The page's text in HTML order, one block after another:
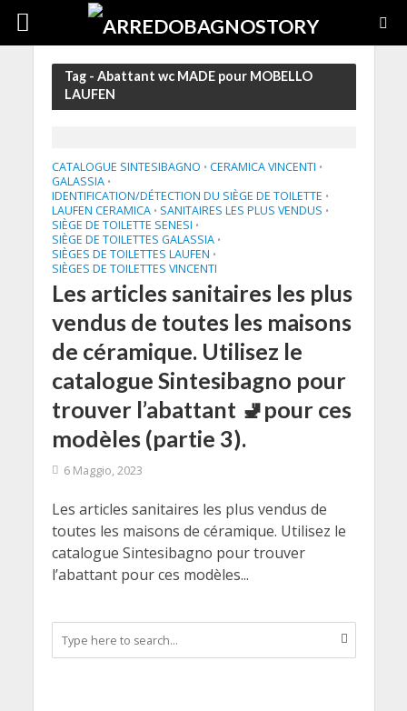
Tag - Abattant wc MADE pour MOBELLO
LAUFEN
CATALOGUE SINTESIBAGNO • CERAMICA VINCENTI •
GALASSIA •
IDENTIFICATION/DÉTECTION DU SIÈGE DE TOILETTE •
LAUFEN CERAMICA • SANITAIRES LES PLUS VENDUS •
SIÈGE DE TOILETTE SENESI •
SIÈGE DE TOILETTES GALASSIA •
SIÈGES DE TOILETTES LAUFEN •
SIÈGES DE TOILETTES VINCENTI
Les articles sanitaires les plus
vendus de toutes les maisons
de céramique. Utilisez le
catalogue Sintesibagno pour
trouver l’abattant 🚽pour ces
modèles (partie 3).
6 Maggio, 2023
Les articles sanitaires les plus vendus de
toutes les maisons de céramique. Utilisez le
catalogue Sintesibagno pour trouver
l’abattant pour ces modèles...